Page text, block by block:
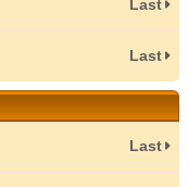
Last
Last
Last